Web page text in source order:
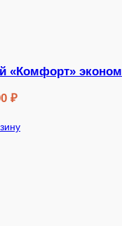
«Комфорт» эконом
₽